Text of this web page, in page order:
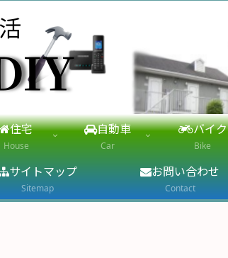
住宅
House
自動車
Car
バイク
Bike
サイトマップ
Sitemap
お問い合わせ
Contact